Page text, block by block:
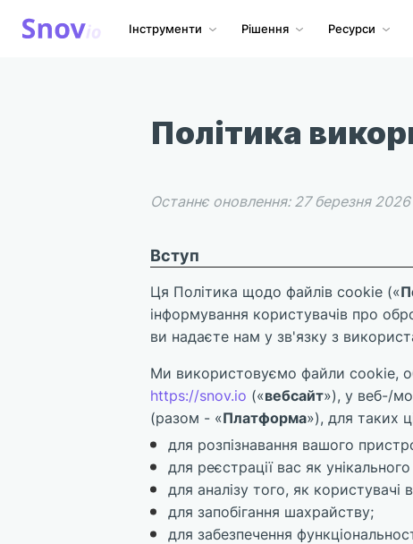
Інструменти Рішення Ресурси
Політика
Останнє оновлення: 27 березня
Вступ
Ця Політика щодо файлів cookie («
інформування користувачів про
ви надаєте нам у зв'язку з
Ми використовуємо файли cookie,
https://snov.io («вебсайт»), у веб-/
(разом - «Платформа»), для таких
для розпізнавання вашого
для реєстрації вас як
для аналізу того, як
для запобігання шахрайству;
для забезпечення